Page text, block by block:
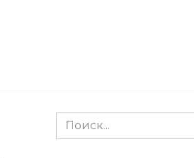
Search
for: